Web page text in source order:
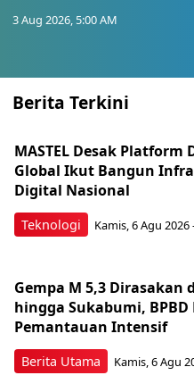
3 Aug 2026, 5:00 AM
Berita Terkini
Teknologi
MASTEL Desak Platform
Global Ikut Bangun
Digital Nasional
Kamis, 6 Agu 2026
Berita Utama
Gempa M 5,3 Dirasakan
hingga Sukabumi,
Pemantauan Intensif
Kamis, 6 Agu